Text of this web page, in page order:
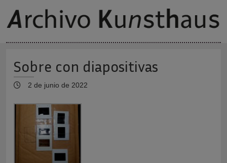
Sobre con diapositivas
2 de junio de 2022